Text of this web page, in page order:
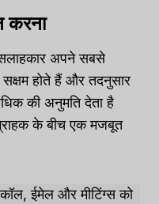
करना
अपने सबसे
होते हैं और तदनुसार
की अनुमति देता है
के बीच एक मजबूत
ईमेल और मीटिंग्स को